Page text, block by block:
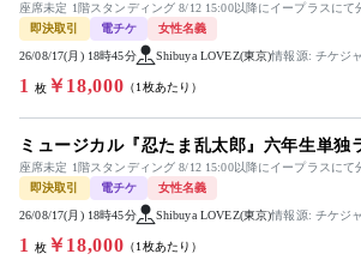
座席未定 1階スタンディング 8/12 15:00以降にイープラスにて
即決取引
電チケ 女性名義
26/08/17(月) 18時45分 Shibuya LOVEZ(東京)情報源: チケジ
1 枚￥18,000 （1枚あたり）
ミュージカル『忍たま乱太郎』六年生単独
座席未定 1階スタンディング 8/12 15:00以降にイープラスにて
即決取引
電チケ 女性名義
26/08/17(月) 18時45分 Shibuya LOVEZ(東京)情報源: チケジ
1 枚￥18,000 （1枚あたり）